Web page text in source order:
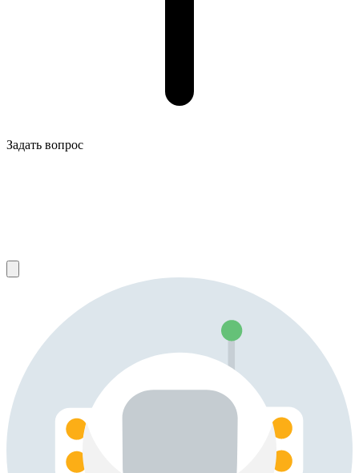
Задать вопрос